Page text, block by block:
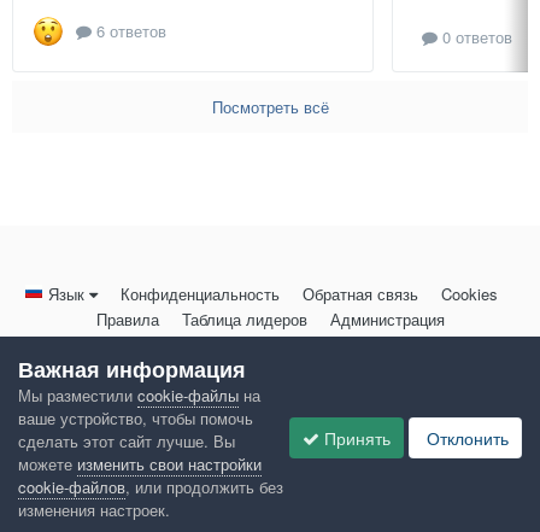
6 ответов 0 ответов
Посмотреть всё
Язык Конфиденциальность Обратная связь
Cookies
Правила
Таблица лидеров Администрация
Powered by Invision Community
Важная информация
Мы разместили cookie-файлы на
ваше устройство, чтобы помочь
сделать этот сайт лучше. Вы
можете изменить свои настройки
cookie-файлов, или продолжить без
изменения настроек.
Принять Отклонить